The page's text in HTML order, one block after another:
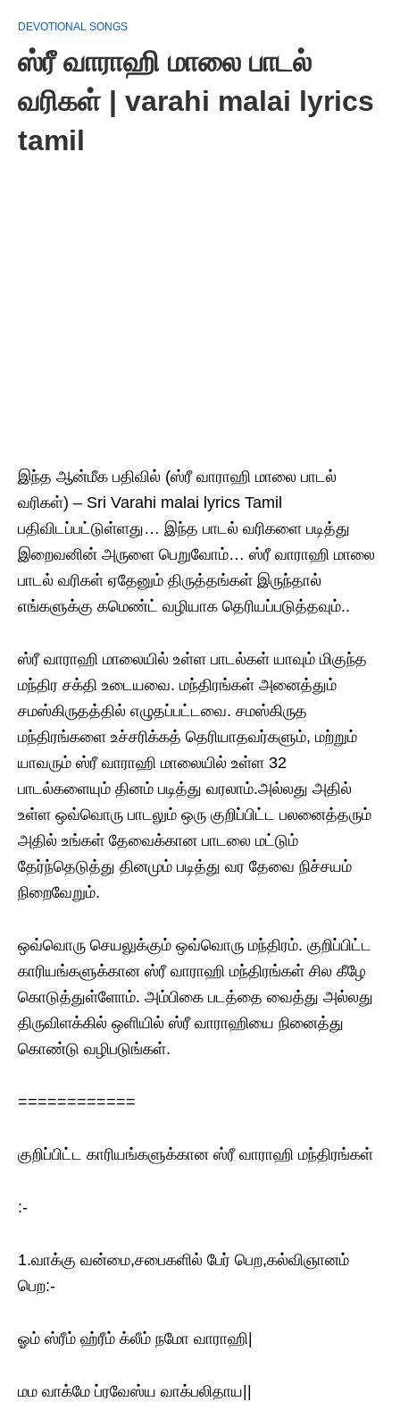
DEVOTIONAL SONGS
ஸ்ரீ வாராஹி மாலை பாடல்
வரிகள் | varahi malai lyrics
tamil
இந்த ஆன்மீக பதிவில் (ஸ்ரீ வாராஹி மாலை பாடல்
வரிகள்) – Sri Varahi malai lyrics Tamil
பதிவிடப்பட்டுள்ளது… இந்த பாடல் வரிகளை படித்து
இறைவனின் அருளை பெறுவோம்… ஸ்ரீ வாராஹி மாலை
பாடல் வரிகள் ஏதேனும் திருத்தங்கள் இருந்தால்
எங்களுக்கு கமெண்ட் வழியாக தெரியப்படுத்தவும்..
ஸ்ரீ வாராஹி மாலையில் உள்ள பாடல்கள் யாவும் மிகுந்த
மந்திர சக்தி உடையவை. மந்திரங்கள் அனைத்தும்
சமஸ்கிருதத்தில் எழுதப்பட்டவை. சமஸ்கிருத
மந்திரங்களை உச்சரிக்கத் தெரியாதவர்களும், மற்றும்
யாவரும் ஸ்ரீ வாராஹி மாலையில் உள்ள 32
பாடல்களையும் தினம் படித்து வரலாம்.அல்லது அதில்
உள்ள ஒவ்வொரு பாடலும் ஒரு குறிப்பிட்ட பலனைத்தரும்
அதில் உங்கள் தேவைக்கான பாடலை மட்டும்
தேர்ந்தெடுத்து தினமும் படித்து வர தேவை நிச்சயம்
நிறைவேறும்.
ஒவ்வொரு செயலுக்கும் ஒவ்வொரு மந்திரம். குறிப்பிட்ட
காரியங்களுக்கான ஸ்ரீ வாராஹி மந்திரங்கள் சில கீழே
கொடுத்துள்ளோம். அம்பிகை படத்தை வைத்து அல்லது
திருவிளக்கில் ஒளியில் ஸ்ரீ வாராஹியை நினைத்து
கொண்டு வழிபடுங்கள்.
============
குறிப்பிட்ட காரியங்களுக்கான ஸ்ரீ வாராஹி மந்திரங்கள்
:-
1.வாக்கு வன்மை,சபைகளில் பேர் பெற,கல்விஞானம்
பெற:-
ஓம் ஸ்ரீம் ஹ்ரீம் க்லீம் நமோ வாராஹி|
மம வாக்மே ப்ரவேஸ்ய வாக்பலிதாய||